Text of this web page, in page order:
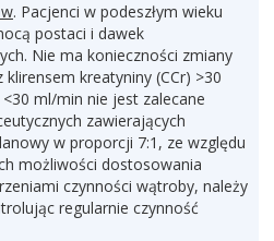
. Pacjenci w podeszłym wieku
postaci i dawek
Nie ma konieczności zmiany
kreatyniny (CCr) >30
ml/min nie jest zalecane
zawierających
w proporcji 7:1, ze względu
możliwości dostosowania
czynności wątroby, należy
regularnie czynność